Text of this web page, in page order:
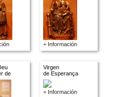
+ Información
de
Virgen
de Esperança
+ Información